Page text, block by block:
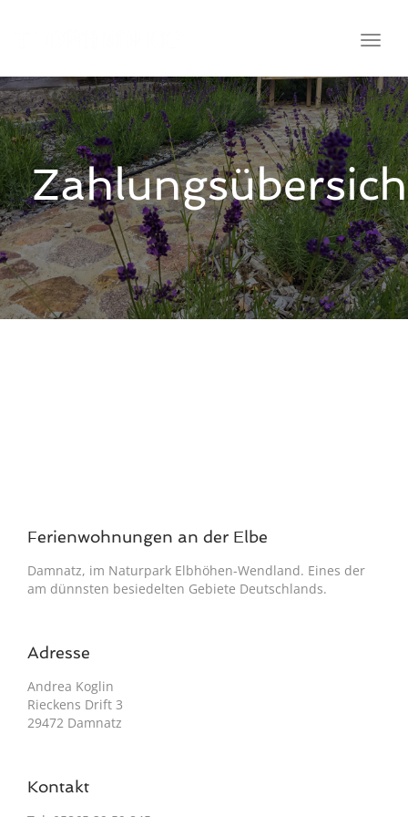
Ferienwohnungen an der Elbe
Damnatz, im Naturpark Elbhöhen-Wendland. Eines der
am dünnsten besiedelten Gebiete Deutschlands.
Adresse
Andrea Koglin
Rieckens Drift 3
29472 Damnatz
Kontakt